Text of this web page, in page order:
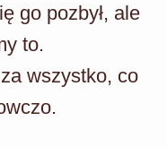
go pozbył, ale
to.
wszystko, co